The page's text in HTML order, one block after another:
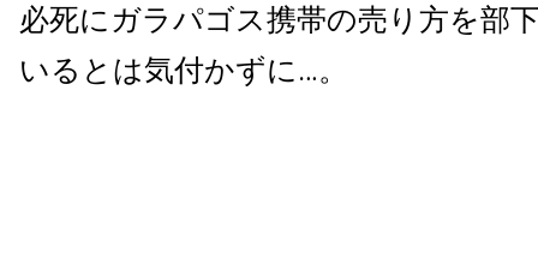
必死にガラパゴス携帯の売り方を部
いるとは気付かずに…。